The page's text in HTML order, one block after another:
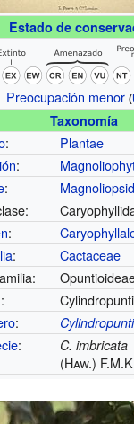
Estado de
Preocupación menor (
Taxonomía
:
Plantae
:
:
:
:
Cactaceae
:
:
: C. imbricata
(Haw.)